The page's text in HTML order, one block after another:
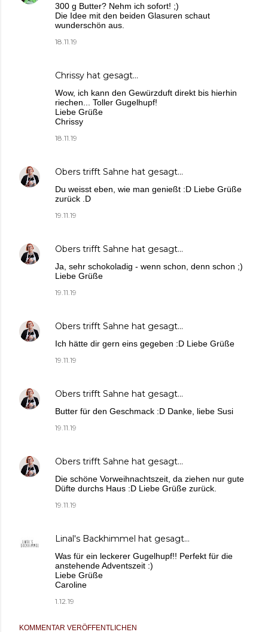
300 g Butter? Nehm ich sofort! ;)
Die Idee mit den beiden Glasuren schaut
wunderschön aus.
18.11.19
Chrissy hat gesagt…
Wow, ich kann den Gewürzduft direkt bis hierhin
riechen... Toller Gugelhupf!
Liebe Grüße
Chrissy
18.11.19
Obers trifft Sahne hat gesagt…
Du weisst eben, wie man genießt :D Liebe Grüße
zurück .D
19.11.19
Obers trifft Sahne hat gesagt…
Ja, sehr schokoladig - wenn schon, denn schon ;)
Liebe Grüße
19.11.19
Obers trifft Sahne hat gesagt…
Ich hätte dir gern eins gegeben :D Liebe Grüße
19.11.19
Obers trifft Sahne hat gesagt…
Butter für den Geschmack :D Danke, liebe Susi
19.11.19
Obers trifft Sahne hat gesagt…
Die schöne Vorweihnachtszeit, da ziehen nur gute
Düfte durchs Haus :D Liebe Grüße zurück.
19.11.19
Linal's Backhimmel hat gesagt…
Was für ein leckerer Gugelhupf!! Perfekt für die
anstehende Adventszeit :)
Liebe Grüße
Caroline
1.12.19
KOMMENTAR VERÖFFENTLICHEN